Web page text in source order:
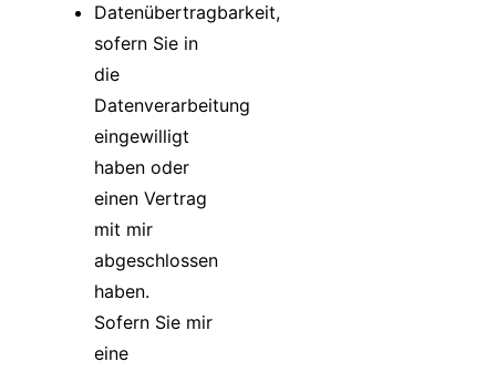
Datenübertragbarkeit,
sofern Sie in
die
Datenverarbeitung
eingewilligt
haben oder
einen Vertrag
mit mir
abgeschlossen
haben.
Sofern Sie mir
eine